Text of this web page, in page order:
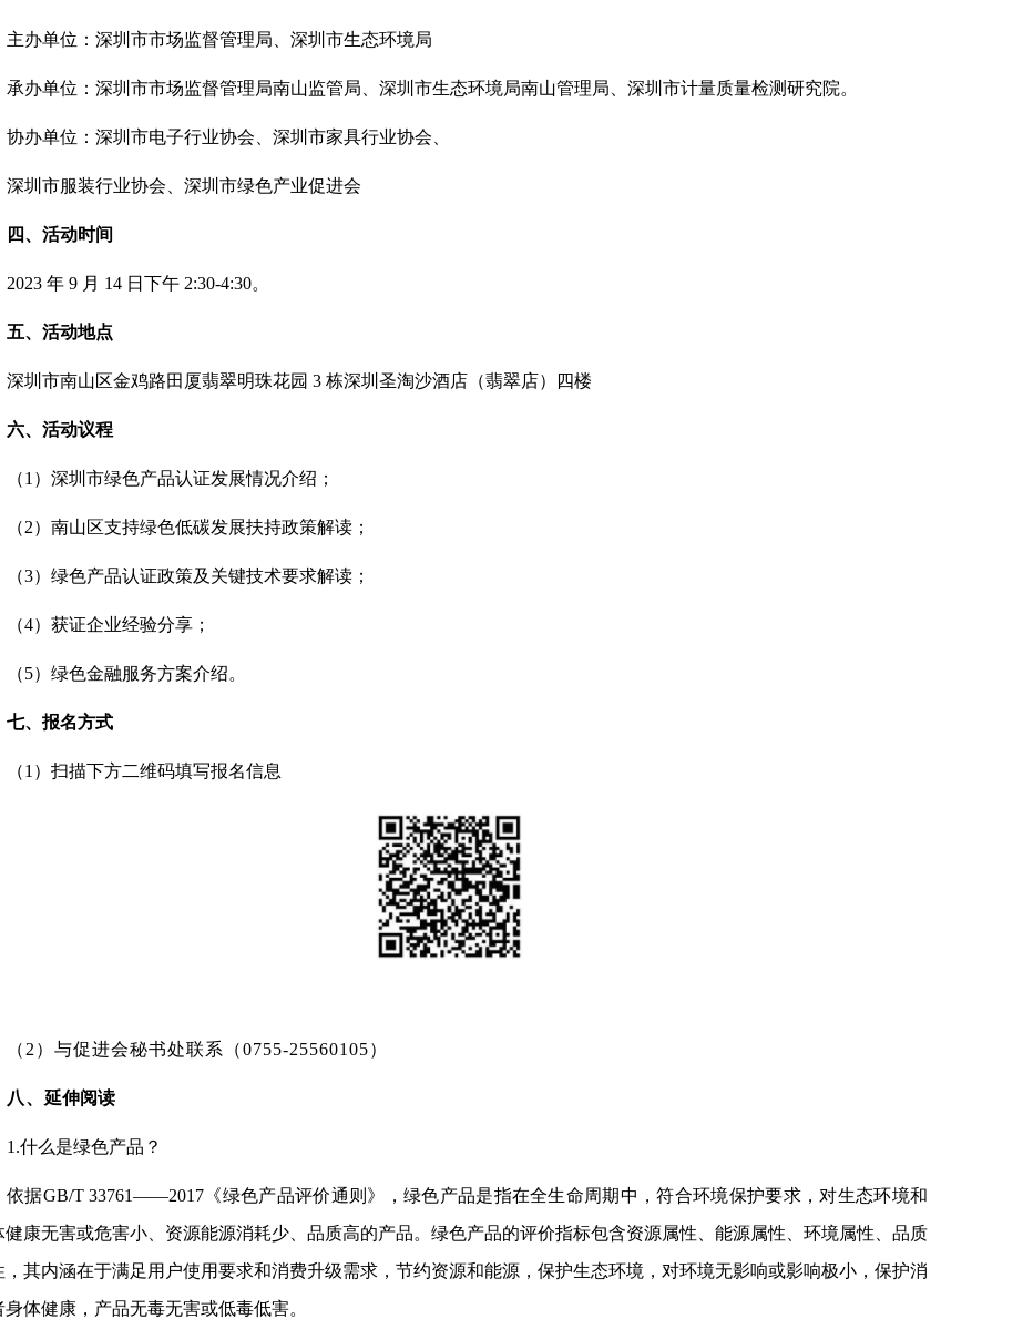
主办单位：深圳市市场监督管理局、深圳市生态环境局
承办单位：深圳市市场监督管理局南山监管局、深圳市生态环境局南山管理局、深圳市计量质量检测研究院。
协办单位：深圳市电子行业协会、深圳市家具行业协会、
深圳市服装行业协会、深圳市绿色产业促进会
四、活动时间
2023 年 9 月 14 日下午 2:30-4:30。
五、活动地点
深圳市南山区金鸡路田厦翡翠明珠花园 3 栋深圳圣淘沙酒店（翡翠店）四楼
六、活动议程
（1）深圳市绿色产品认证发展情况介绍；
（2）南山区支持绿色低碳发展扶持政策解读；
（3）绿色产品认证政策及关键技术要求解读；
（4）获证企业经验分享；
（5）绿色金融服务方案介绍。
七、报名方式
（1）扫描下方二维码填写报名信息
（ 2）与促进会秘书处联系（0755-25560105）
八、 延伸阅读
1.什么是绿色产品？
依据GB/T 33761——2017《绿色产品评价通则》，绿色产品是指在全生命周期中，符合环境保护要求，对生态环境和
健康无害或危害小、资源能源消耗少、品质高的产品。绿色产品的评价指标包含资源属性、能源属性、环境属性、品质
，其内涵在于满足用户使用要求和消费升级需求，节约资源和能源，保护生态环境，对环境无影响或影响极小，保护消
身体健康，产品无毒无害或低毒低害。